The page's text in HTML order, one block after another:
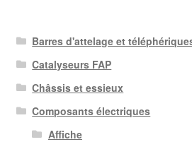
Barres d'attelage et
Catalyseurs FAP
Châssis et essieux
Composants électriques
Affiche